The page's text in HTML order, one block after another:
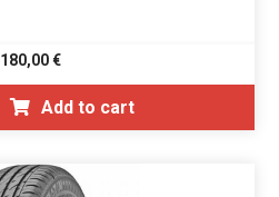
180,00€
Add to cart